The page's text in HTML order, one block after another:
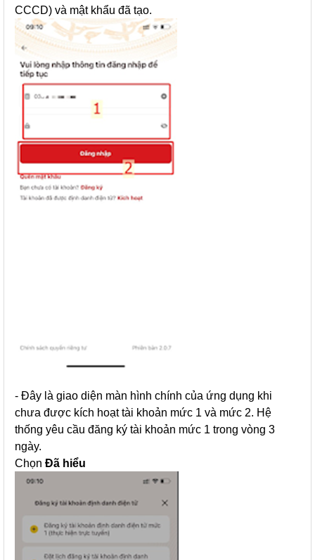
CCCD) và mật khẩu đã tạo.
- Đây là giao diện màn hình chính của ứng dụng khi
chưa được kích hoạt tài khoản mức 1 và mức 2. Hệ
thống yêu cầu đăng ký tài khoản mức 1 trong vòng 3
ngày.
Chọn Đã hiểu